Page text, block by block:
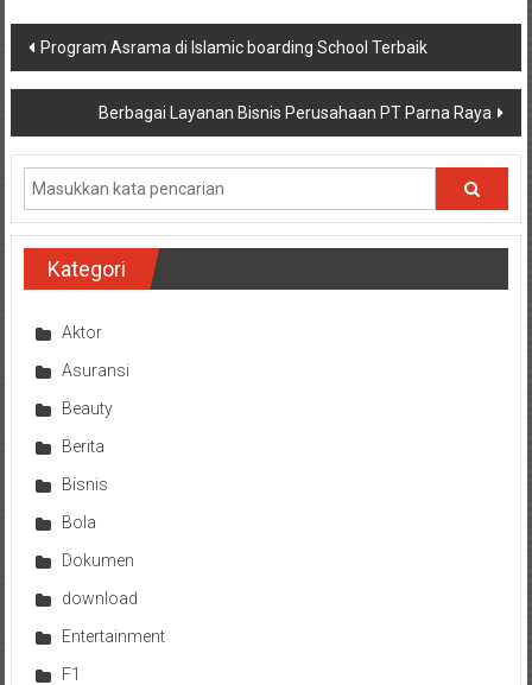
Navigasi
pos
Program Asrama di Islamic boarding School Terbaik
Berbagai Layanan Bisnis Perusahaan PT Parna Raya
Kategori
Aktor
Asuransi
Beauty
Berita
Bisnis
Bola
Dokumen
download
Entertainment
F1